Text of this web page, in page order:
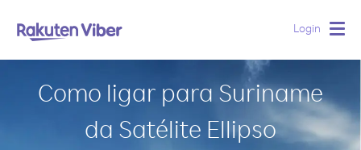
Login
Como ligar para Suriname
da Satélite Ellipso